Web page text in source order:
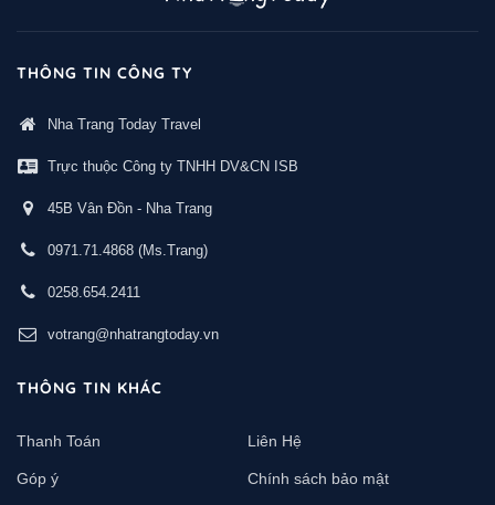
THÔNG TIN CÔNG TY
Nha Trang Today Travel
Trực thuộc Công ty TNHH DV&CN ISB
45B Vân Đồn - Nha Trang
0971.71.4868 (Ms.Trang)
0258.654.2411
votrang@nhatrangtoday.vn
THÔNG TIN KHÁC
Thanh Toán Liên Hệ
Góp ý Chính sách bảo mật